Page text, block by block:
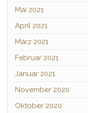
Mai 2021
April 2021
März 2021
Februar 2021
Januar 2021
November 2020
Oktober 2020